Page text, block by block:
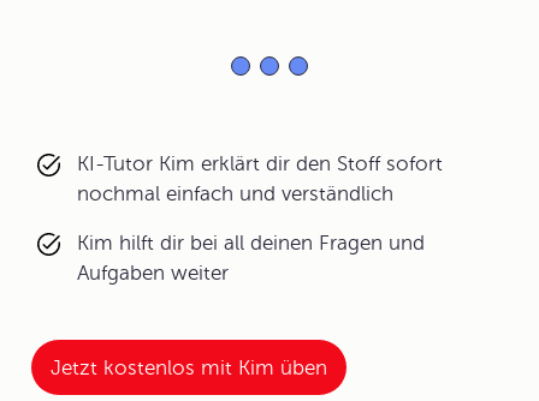
KI-Tutor Kim erklärt dir den Stoff sofort
nochmal einfach und verständlich
Kim hilft dir bei all deinen Fragen und
Aufgaben weiter
Jetzt kostenlos mit Kim üben